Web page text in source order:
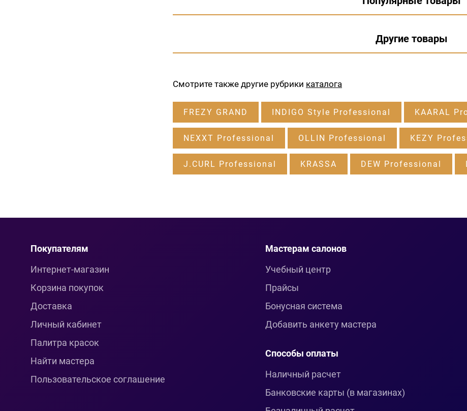
Другие товары
Смотрите также другие рубрики каталога
FREZY GRAND INDIGO Style Professional KAARAL
NEXXT Professional OLLIN Professional KEZY
J.CURL Professional KRASSA DEW Professional
Покупателям
Интернет-магазин
Корзина покупок
Доставка
Личный кабинет
Палитра красок
Найти мастера
Пользовательское соглашение
Мастерам салонов
Учебный центр
Прайсы
Бонусная система
Добавить анкету мастера
Способы оплаты
Наличный расчет
Банковские карты (в магазинах)